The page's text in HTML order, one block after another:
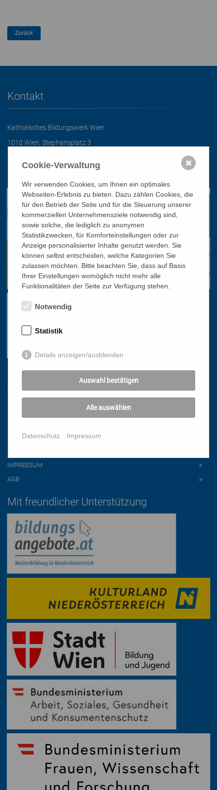
Kontakt
Katholisches Bildungswerk Wien
1010 Wien, Stephansplatz 3
PRESSE
IMPRESSUM
AGB
Mit freundlicher Unterstützung
Cookie-Verwaltung
Wir verwenden Cookies, um Ihnen ein optimales
Webseiten-Erlebnis zu bieten. Dazu zählen Cookies, die
für den Betrieb der Seite und für die Steuerung unserer
kommerziellen Unternehmensziele notwendig sind,
sowie solche, die lediglich zu anonymen
Statistikzwecken, für Komforteinstellungen oder zur
Anzeige personalisierter Inhalte genutzt werden. Sie
können selbst entscheiden, welche Kategorien Sie
zulassen möchten. Bitte beachten Sie, dass auf Basis
Ihrer Einstellungen womöglich nicht mehr alle
Funktionalitäten der Seite zur Verfügung stehen.
Notwendig
Statistik
Details anzeigen/ausblenden
Auswahl bestätigen
Alle auswählen
Datenschutz Impressum
✖